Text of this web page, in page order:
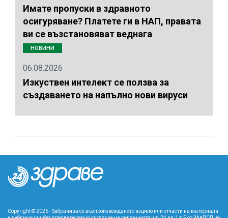
Имате пропуски в здравното
осигуряване? Платете ги в НАП, правата
ви се възстановяват веднага
НОВИНИ
06.08.2026
Изкуствен интелект се ползва за
създаването на напълно нови вируси
Copyright © 2026 - Забранява се възпроизвеждането изцяло или отчасти на материали